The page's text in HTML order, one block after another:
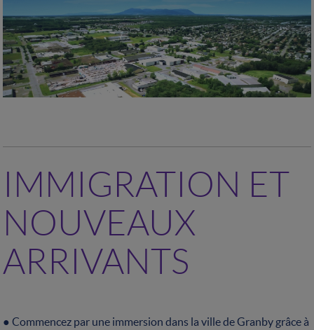
IMMIGRATION ET
NOUVEAUX
ARRIVANTS
● Commencez par une immersion dans la ville de Granby grâce à